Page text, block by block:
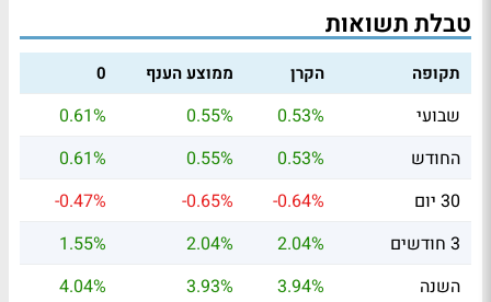
טבלת תשואות
תקופה הקרן ממוצע הענף 0
שבועי 0.53%
0.55%
0.61%
החודש
0.53%
0.55%
0.61%
30 יום
-0.64%
-0.65%
-0.47%
3 חודשים
2.04%
2.04%
1.55%
השנה
3.94%
3.93%
4.04%